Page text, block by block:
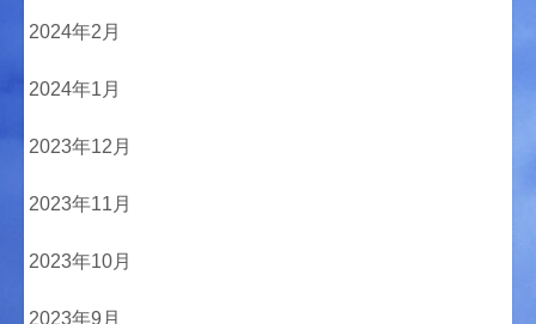
2024年2月
2024年1月
2023年12月
2023年11月
2023年10月
2023年9月